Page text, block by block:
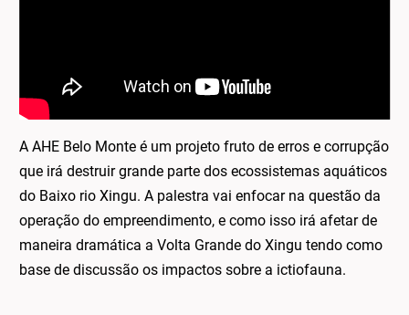
A AHE Belo Monte é um projeto fruto de erros e corrupção
que irá destruir grande parte dos ecossistemas aquáticos
do Baixo rio Xingu. A palestra vai enfocar na questão da
operação do empreendimento, e como isso irá afetar de
maneira dramática a Volta Grande do Xingu tendo como
base de discussão os impactos sobre a ictiofauna.